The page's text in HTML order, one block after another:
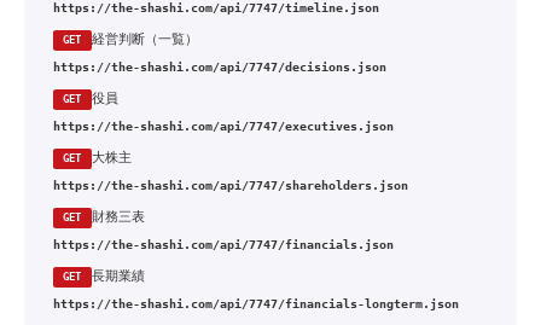
https://the-shashi.com/api/7747/timeline.json
GET 経営判断（一覧）
https://the-shashi.com/api/7747/decisions.json
GET 役員
https://the-shashi.com/api/7747/executives.json
GET 大株主
https://the-shashi.com/api/7747/shareholders.json
GET 財務三表
https://the-shashi.com/api/7747/financials.json
GET 長期業績
https://the-shashi.com/api/7747/financials-longterm.json